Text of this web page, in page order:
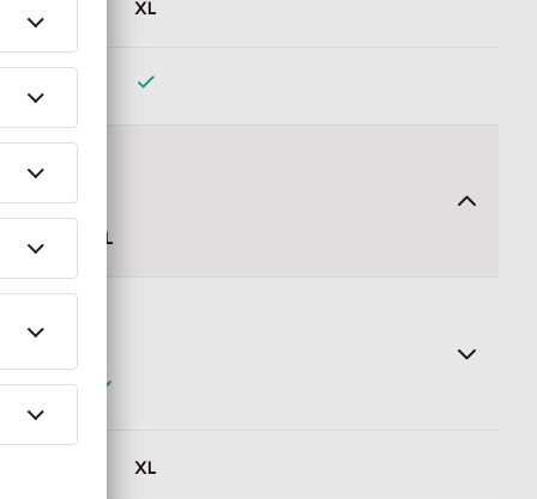
mein Steuerberater und ich sämtliche Personalkosten
ordnungsgemäß. So bin ich auch bei einer
dem Lohnabrechnungsprogramm im Falle einer einer
allem da die Verschiebung von Papierbergen entfällt.
XL
XL
von Lexware Office. Nur das schützt mich vor
XL